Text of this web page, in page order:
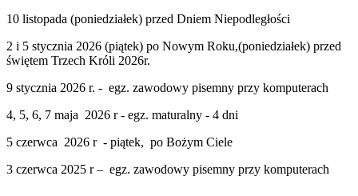
10 listopada (poniedziałek) przed Dniem Niepodległości
2 i 5 stycznia 2026 (piątek) po Nowym Roku,(poniedziałek) przed
świętem Trzech Króli 2026r.
9 stycznia 2026 r. - egz. zawodowy pisemny przy komputerach
4, 5, 6, 7 maja 2026 r - egz. maturalny - 4 dni
5 czerwca 2026 r - piątek, po Bożym Ciele
3 czerwca 2025 r – egz. zawodowy pisemny przy komputerach